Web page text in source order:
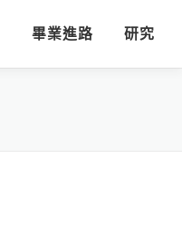
畢業進路 研究